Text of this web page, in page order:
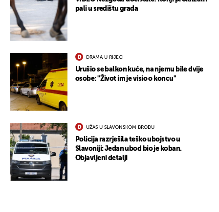
pali u središtu grada
DRAMA U RIJECI
Urušio se balkon kuće, na njemu bile dvije
osobe: "Život im je visio o koncu"
UŽAS U SLAVONSKOM BRODU
Policija razrješila teško ubojstvo u
Slavoniji: Jedan ubod bio je koban.
Objavljeni detalji